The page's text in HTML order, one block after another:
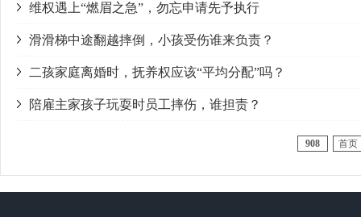
维权遇上“燃眉之急”，勿忘申请先予执行
滑滑梯中途翻越摔倒，小孩受伤谁来负责？
二孩家庭离婚时，抚养权应该“平均分配”吗？
陪雇主家孩子玩耍时员工摔伤，谁担责？
908 首页